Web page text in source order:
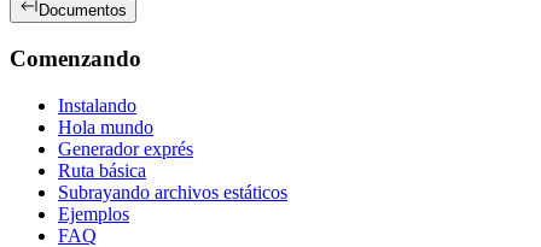
Documentos
Comenzando
Instalando
Hola mundo
Generador exprés
Ruta básica
Subrayando archivos estáticos
Ejemplos
FAQ